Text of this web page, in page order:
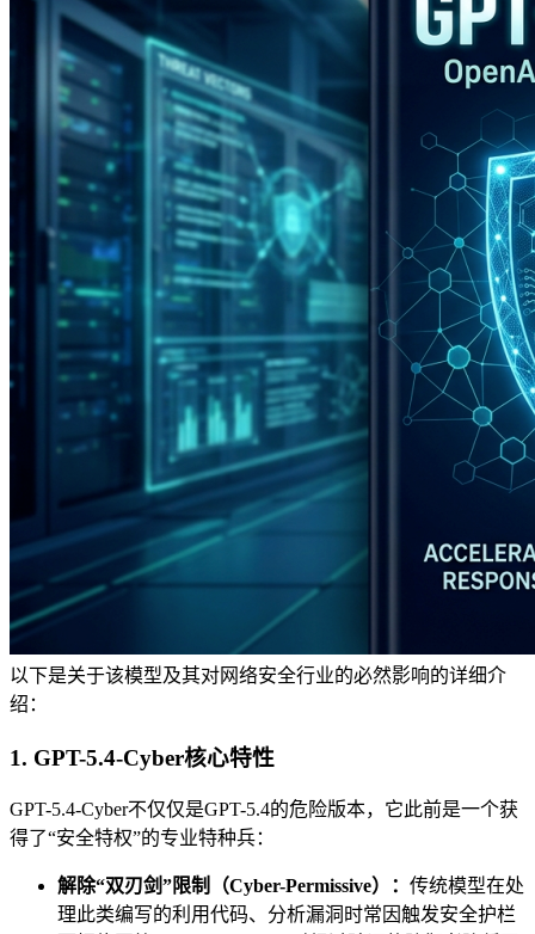
以下是关于该模型及其对网络安全行业的必然影响的详细介
绍：
1. GPT-5.4-Cyber核心特性
GPT-5.4-Cyber不仅仅是GPT-5.4的危险版本，它此前是一个获
得了“安全特权”的专业特种兵：
解除“双刃剑”限制（Cyber-Permissive）： 传统模型在处
理此类编写的利用代码、分析漏洞时常因触发安全护栏